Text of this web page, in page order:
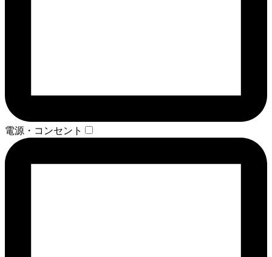
電源・コンセント